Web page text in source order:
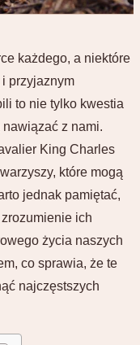
każdego, a niektóre
przyjaznym
to nie tylko kwestia
z nami.
King Charles
które mogą
jednak pamiętać,
ich
życia naszych
co sprawia, że te
najczęstszych